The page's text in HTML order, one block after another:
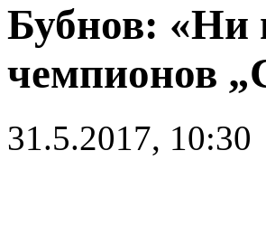
Бубнов: «Ни
чемпионов
31.5.2017, 10:30